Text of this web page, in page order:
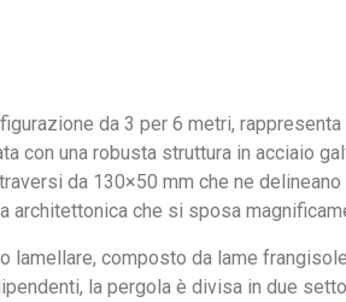
da 3 per 6 metri,
con una robusta struttura in acciaio
da 130×50 mm che ne
che si sposa
lamellare, composto da lame
la pergola è divisa in due